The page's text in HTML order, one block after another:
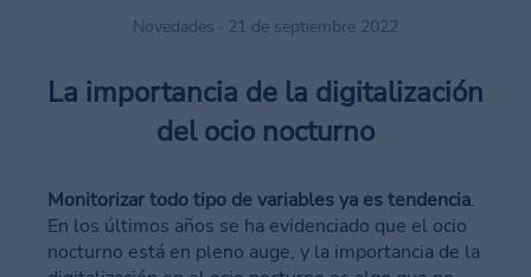
Novedades
Contactar
Novedades · 21 de septiembre 2022
La importancia de la digitalización
del ocio nocturno
Monitorizar todo tipo de variables ya es tendencia.
En los últimos años se ha evidenciado que el ocio
nocturno está en pleno auge, y la importancia de la